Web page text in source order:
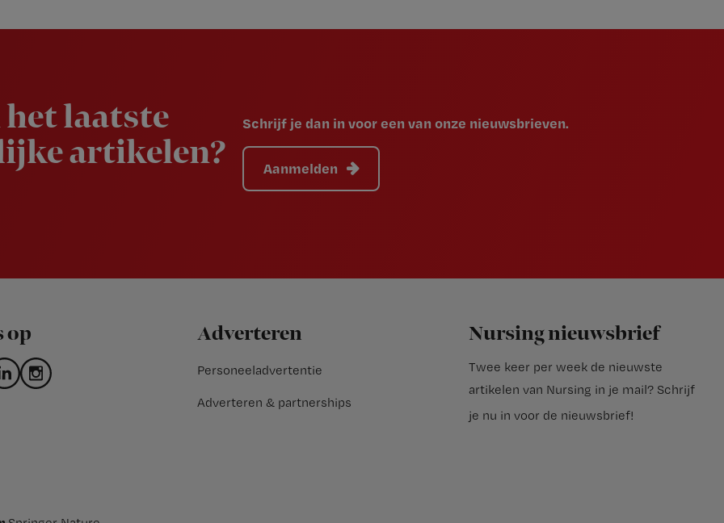
laatste
artikelen?
Schrijf je dan in voor een van onze nieuwsbrieven.
Aanmelden
op Adverteren
Personeeladvertentie
Adverteren & partnerships
Nursing nieuwsbrief
Twee keer per week de nieuwste
artikelen van Nursing in je mail? Schrijf
je nu in voor de nieuwsbrief!